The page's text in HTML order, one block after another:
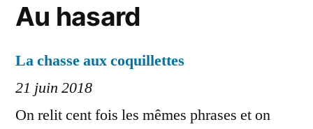
Au hasard
La chasse aux coquillettes
21 juin 2018
On relit cent fois les mêmes phrases et on